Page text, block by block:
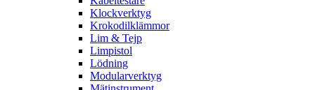
Klockverktyg
Krokodilklämmor
Lim & Tejp
Limpistol
Lödning
Modularverktyg